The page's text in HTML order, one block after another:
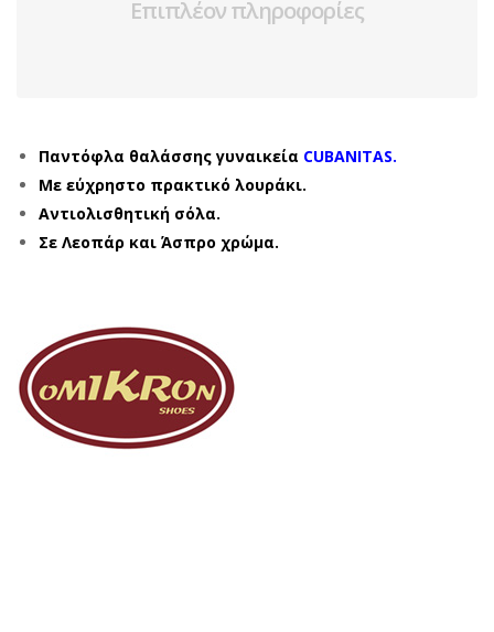
Επιπλέον πληροφορίες
Παντόφλα θαλάσσης γυναικεία CUBANITAS.
Με εύχρηστο πρακτικό λουράκι.
Αντιολισθητική σόλα.
Σε Λεοπάρ και Άσπρο χρώμα.